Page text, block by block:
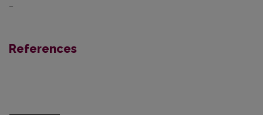
–
References